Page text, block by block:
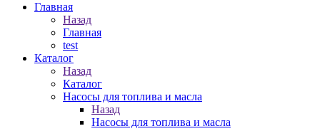
Главная
Назад
Главная
test
Каталог
Назад
Каталог
Насосы для топлива и масла
Назад
Насосы для топлива и масла